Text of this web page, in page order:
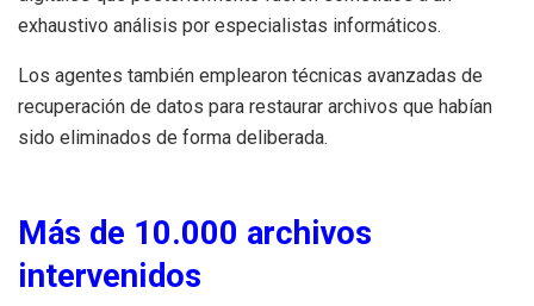
exhaustivo análisis por especialistas informáticos.
Los agentes también emplearon técnicas avanzadas de
recuperación de datos para restaurar archivos que habían
sido eliminados de forma deliberada.
Más de 10.000 archivos
intervenidos